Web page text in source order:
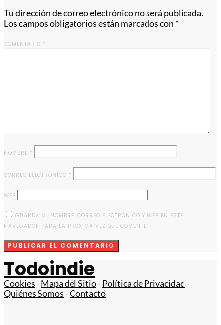
Tu dirección de correo electrónico no será publicada.
Los campos obligatorios están marcados con *
COMENTARIO *
NOMBRE *
CORREO ELECTRÓNICO *
WEB
GUARDA MI NOMBRE, CORREO ELECTRÓNICO Y WEB EN ESTE
NAVEGADOR PARA LA PRÓXIMA VEZ QUE COMENTE.
Todoindie
Cookies -Mapa del Sitio-Política de Privacidad -
Quiénes Somos -Contacto